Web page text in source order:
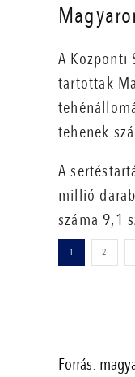
A Központi
tartottak
tehenek
A
millió
száma 9,1
1 2
Forrás: